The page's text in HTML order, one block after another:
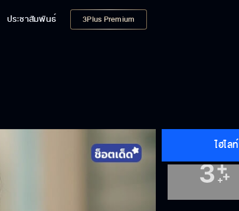
ประชาสัมพันธ์ 3Plus Premium
ไฮไลท์